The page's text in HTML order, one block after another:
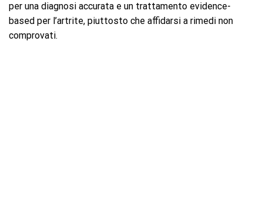
per una diagnosi accurata e un trattamento evidence-
based per l’artrite, piuttosto che affidarsi a rimedi non
comprovati.